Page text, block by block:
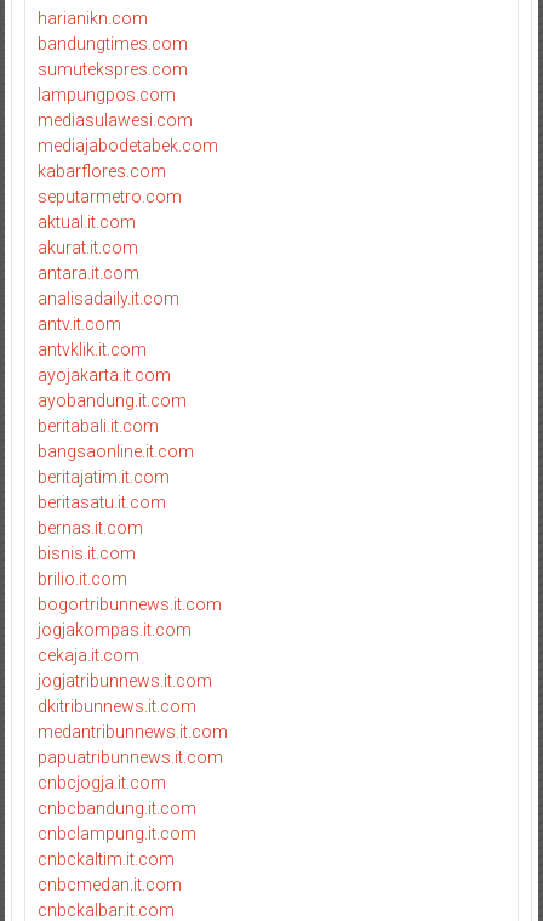
harianikn.com
bandungtimes.com
sumutekspres.com
lampungpos.com
mediasulawesi.com
mediajabodetabek.com
kabarflores.com
seputarmetro.com
aktual.it.com
akurat.it.com
antara.it.com
analisadaily.it.com
antv.it.com
antvklik.it.com
ayojakarta.it.com
ayobandung.it.com
beritabali.it.com
bangsaonline.it.com
beritajatim.it.com
beritasatu.it.com
bernas.it.com
bisnis.it.com
brilio.it.com
bogortribunnews.it.com
jogjakompas.it.com
cekaja.it.com
jogjatribunnews.it.com
dkitribunnews.it.com
medantribunnews.it.com
papuatribunnews.it.com
cnbcjogja.it.com
cnbcbandung.it.com
cnbclampung.it.com
cnbckaltim.it.com
cnbcmedan.it.com
cnbckalbar.it.com